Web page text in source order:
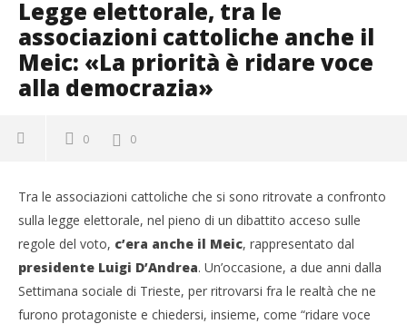
Legge elettorale, tra le
associazioni cattoliche anche il
Meic: «La priorità è ridare voce
alla democrazia»
0 0
Tra le associazioni cattoliche che si sono ritrovate a confronto
sulla legge elettorale, nel pieno di un dibattito acceso sulle
regole del voto, c’era anche il Meic, rappresentato dal
presidente Luigi D’Andrea. Un’occasione, a due anni dalla
Settimana sociale di Trieste, per ritrovarsi fra le realtà che ne
furono protagoniste e chiedersi, insieme, come “ridare voce